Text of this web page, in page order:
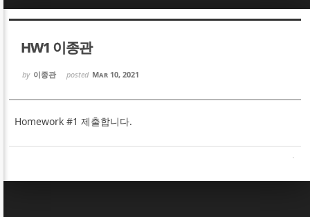
HW1 이종관
by 이종관 posted Mar 10, 2021
Homework #1 제출합니다.
Sketchbook5, 스케치북5
Sketchbook5, 스케치북5
Sketchbook5, 스케치북5
Sketchbook5, 스케치북5